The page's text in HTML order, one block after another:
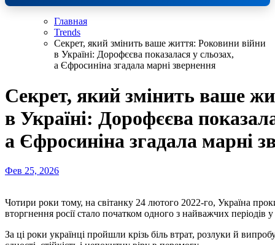
Главная
Trends
Секрет, який змінить ваше життя: Роковини війни
в Україні: Дорофєєва показалася у сльозах,
а Єфросиніна згадала марні звернення
Секрет, який змінить ваше
в Україні: Дорофєєва
а Єфросиніна згадала марні
Фев 25, 2026
Чотири роки тому, на світанку 24 лютого 2022-го, Україна прокинулася від вибухів і сирен. Повномасштабне
вторгнення росії стало початком одного з найважчих періодів
За ці роки українці пройшли крізь біль втрат, розлуки й